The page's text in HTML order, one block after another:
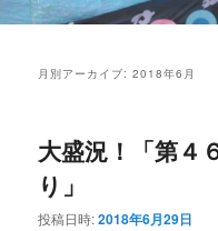
月別アーカイブ:2018年6月
大盛況！「第４
り」
投稿日時:2018年6月29日